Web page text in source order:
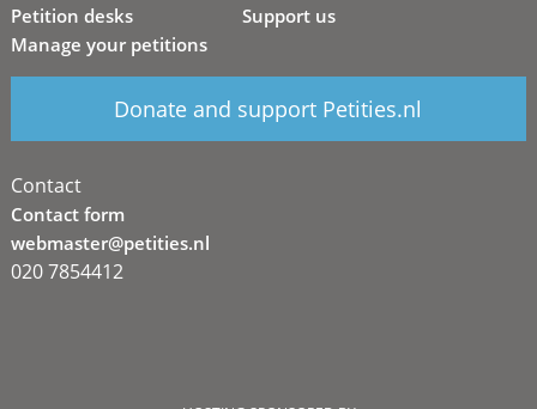
Petition desks
Manage your petitions
Support us
Donate and support Petities.nl
Contact
Contact form
webmaster@petities.nl
020 7854412